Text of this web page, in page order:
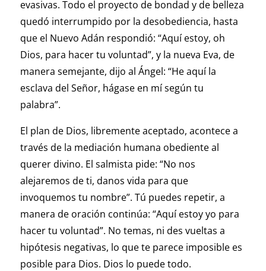
evasivas. Todo el proyecto de bondad y de belleza
quedó interrumpido por la desobediencia, hasta
que el Nuevo Adán respondió: “Aquí estoy, oh
Dios, para hacer tu voluntad”, y la nueva Eva, de
manera semejante, dijo al Ángel: “He aquí la
esclava del Señor, hágase en mí según tu
palabra”.
El plan de Dios, libremente aceptado, acontece a
través de la mediación humana obediente al
querer divino. El salmista pide: “No nos
alejaremos de ti, danos vida para que
invoquemos tu nombre”. Tú puedes repetir, a
manera de oración continúa: “Aquí estoy yo para
hacer tu voluntad”. No temas, ni des vueltas a
hipótesis negativas, lo que te parece imposible es
posible para Dios. Dios lo puede todo.